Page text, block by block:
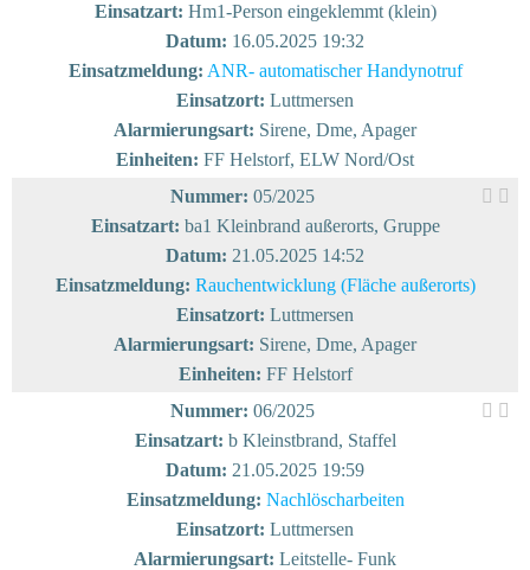
Einsatzart: Hm1-Person eingeklemmt (klein)
Datum: 16.05.2025 19:32
Einsatzmeldung: ANR- automatischer Handynotruf
Einsatzort: Luttmersen
Alarmierungsart: Sirene, Dme, Apager
Einheiten: FF Helstorf, ELW Nord/Ost
Nummer: 05/2025
Einsatzart: ba1 Kleinbrand außerorts, Gruppe
Datum: 21.05.2025 14:52
Einsatzmeldung: Rauchentwicklung (Fläche außerorts)
Einsatzort: Luttmersen
Alarmierungsart: Sirene, Dme, Apager
Einheiten: FF Helstorf
Nummer: 06/2025
Einsatzart: b Kleinstbrand, Staffel
Datum: 21.05.2025 19:59
Einsatzmeldung: Nachlöscharbeiten
Einsatzort: Luttmersen
Alarmierungsart: Leitstelle- Funk